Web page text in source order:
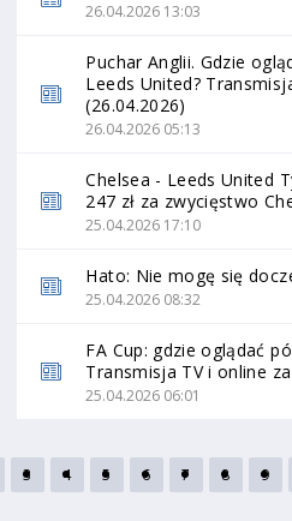
26.04.2026 13:03
Puchar Anglii. Gdzie
Leeds United?
(26.04.2026)
26.04.2026 05:13
Chelsea - Leeds United
247 zł za zwycięstwo
25.04.2026 17:10
Hato: Nie mogę się
25.04.2026 08:32
FA Cup: gdzie oglądać
Transmisja TV i online
25.04.2026 06:01
3 4 5 6 7 8 9